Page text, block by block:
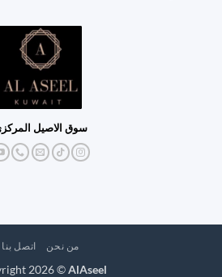
سوق الاصيل المركزي
من نحن اتصل بنا
Copyright 2026 ©AlAseel